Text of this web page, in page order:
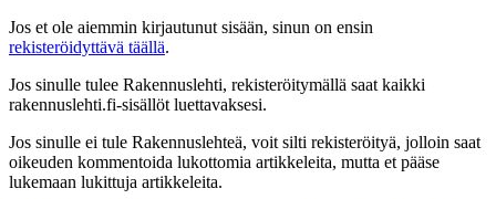
Jos et ole aiemmin kirjautunut sisään, sinun on ensin
rekisteröidyttävä täällä.
Jos sinulle tulee Rakennuslehti, rekisteröitymällä saat kaikki
rakennuslehti.fi-sisällöt luettavaksesi.
Jos sinulle ei tule Rakennuslehteä, voit silti rekisteröityä, jolloin saat
oikeuden kommentoida lukottomia artikkeleita, mutta et pääse
lukemaan lukittuja artikkeleita.